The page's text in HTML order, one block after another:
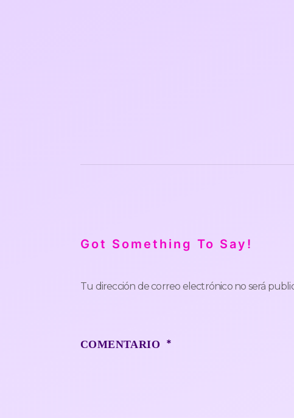
Got Something To Say!
Tu dirección de correo electrónico no será
COMENTARIO*